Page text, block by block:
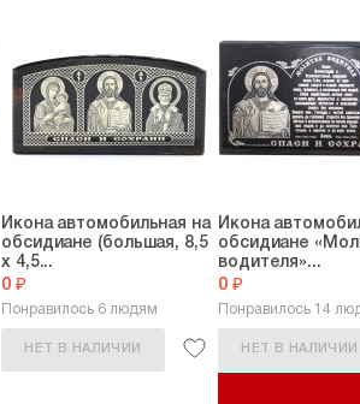
Икона автомобильная на
обсидиане (большая, 8,5
х 4,5...
0 ₽
Понравилось 6 людям
НЕТ В НАЛИЧИИ
Икона
обсидиане
водителя»...
0 ₽
Понравилось 14
НЕТ В НАЛИЧИИ